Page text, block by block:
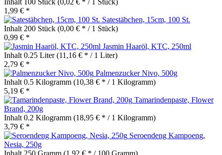
1,99 € *
Satestäbchen, 15cm, 100 St.
Inhalt 200 Stück (0,00 € * / 1 Stück)
0,99 € *
Jasmin Haaröl, KTC, 250ml
Inhalt 0.25 Liter(11,16 € * / 1 Liter)
2,79 € *
Palmenzucker Nivo, 500g
Inhalt 0.5 Kilogramm (10,38 € * / 1 Kilogramm)
5,19 € *
Tamarindenpaste, Flower
Brand, 200g
Inhalt 0.2 Kilogramm (18,95 € * / 1 Kilogramm)
3,79 € *
Seroendeng Kampoeng,
Nesia, 250g
Inhalt 250 Gramm (1,92 € * / 100 Gramm)